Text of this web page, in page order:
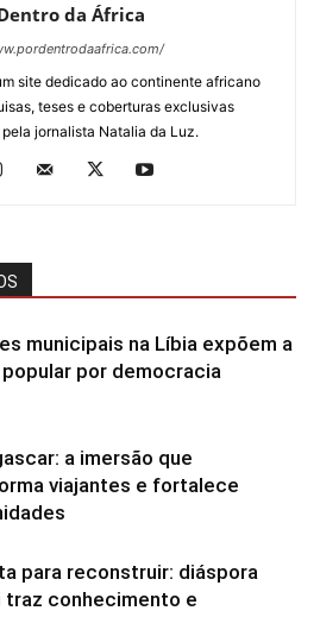
da África
site dedicado ao continente africano
teses e coberturas exclusivas
jornalista Natalia da Luz.
municipais na Líbia expõem a
por democracia
a imersão que
viajantes e fortalece
para reconstruir: diáspora
traz conhecimento e